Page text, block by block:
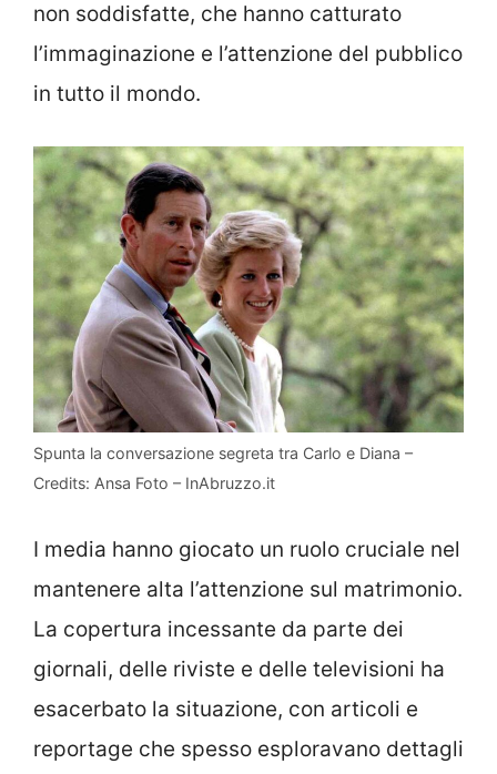
non soddisfatte, che hanno catturato
l’immaginazione e l’attenzione del pubblico
in tutto il mondo.
Spunta la conversazione segreta tra Carlo e Diana –
Credits: Ansa Foto – InAbruzzo.it
I media hanno giocato un ruolo cruciale nel
mantenere alta l’attenzione sul matrimonio.
La copertura incessante da parte dei
giornali, delle riviste e delle televisioni ha
esacerbato la situazione, con articoli e
reportage che spesso esploravano dettagli